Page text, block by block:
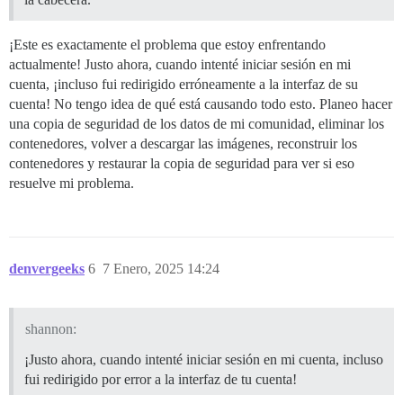
¡Este es exactamente el problema que estoy enfrentando
actualmente! Justo ahora, cuando intenté iniciar sesión en mi
cuenta, ¡incluso fui redirigido erróneamente a la interfaz de su
cuenta! No tengo idea de qué está causando todo esto. Planeo hacer
una copia de seguridad de los datos de mi comunidad, eliminar los
contenedores, volver a descargar las imágenes, reconstruir los
contenedores y restaurar la copia de seguridad para ver si eso
resuelve mi problema.
denvergeeks 7 Enero, 2025 14:24
6
shannon:
¡Justo ahora, cuando intenté iniciar sesión en mi cuenta, incluso
fui redirigido por error a la interfaz de tu cuenta!